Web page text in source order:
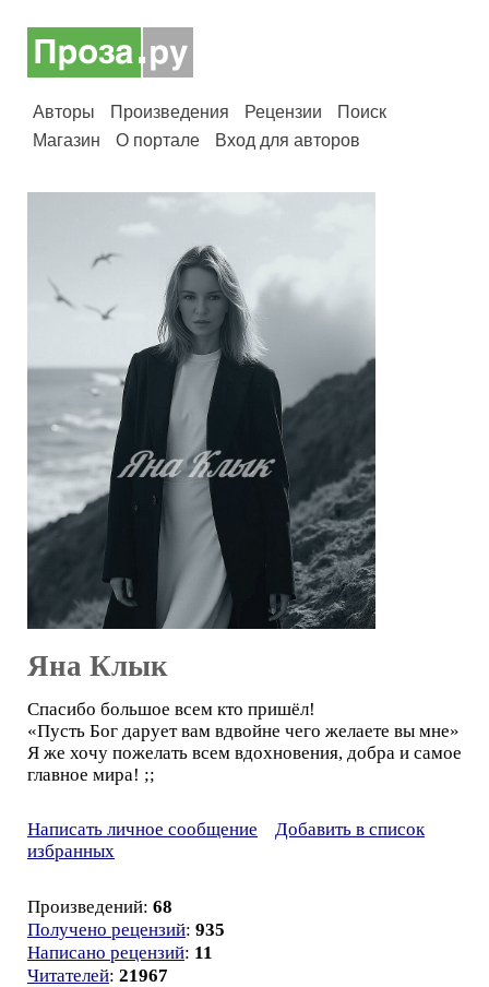
Авторы Произведения Рецензии
Поиск
Магазин
О портале Вход для авторов
Яна Клык
Спасибо большое всем кто пришёл!
«Пусть Бог дарует вам вдвойне чего желаете вы мне»
Я же хочу пожелать всем вдохновения, добра и самое
главное мира! ;;
Написать личное сообщение
Добавить в список
избранных
Произведений: 68
Получено рецензий: 935
Написано рецензий: 11
Читателей: 21967